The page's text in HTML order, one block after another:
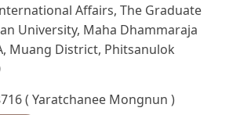
Affairs, The Graduate
University, Maha Dhammaraja
Muang District, Phitsanulok
( Yaratchanee Mongnun )